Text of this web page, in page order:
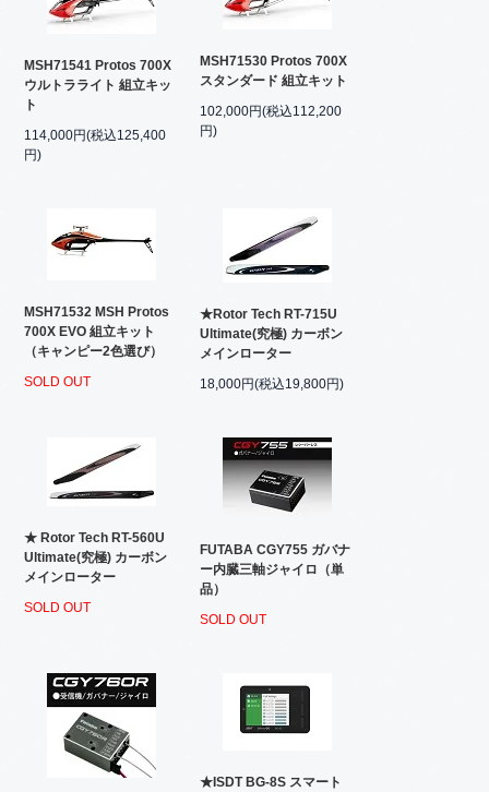
MSH71541 Protos 700X
ウルトラライト 組立キッ
ト
114,000円(税込125,400
円)
MSH71530 Protos 700X
スタンダード 組立キット
102,000円(税込112,200
円)
MSH71532 MSH Protos
700X EVO 組立キット
（キャンピー2色選び）
SOLD OUT
★Rotor Tech RT-715U
Ultimate(究極) カーボン
メインローター
18,000円(税込19,800円)
★ Rotor Tech RT-560U
Ultimate(究極) カーボン
メインローター
SOLD OUT
FUTABA CGY755 ガバナ
ー内臓三軸ジャイロ（単
品）
SOLD OUT
★ISDT BG-8S スマート